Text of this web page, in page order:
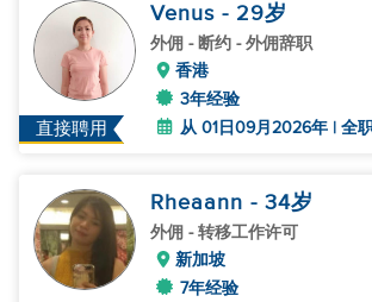
直接聘用
Venus - 29岁
外佣 - 断约 - 外佣辞职
香港
3年经验
从 01日09月2026年 | 全
Rheaann - 34岁
外佣 - 转移工作许可
新加坡
7年经验